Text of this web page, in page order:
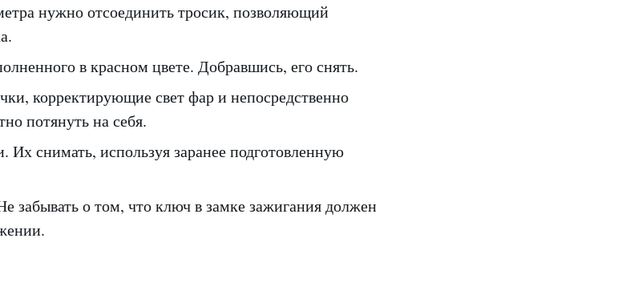
нужно отсоединить тросик, позволяющий
в красном цвете. Добравшись, его снять.
корректирующие свет фар и непосредственно
потянуть на себя.
снимать, используя заранее подготовленную
забывать о том, что ключ в замке зажигания должен